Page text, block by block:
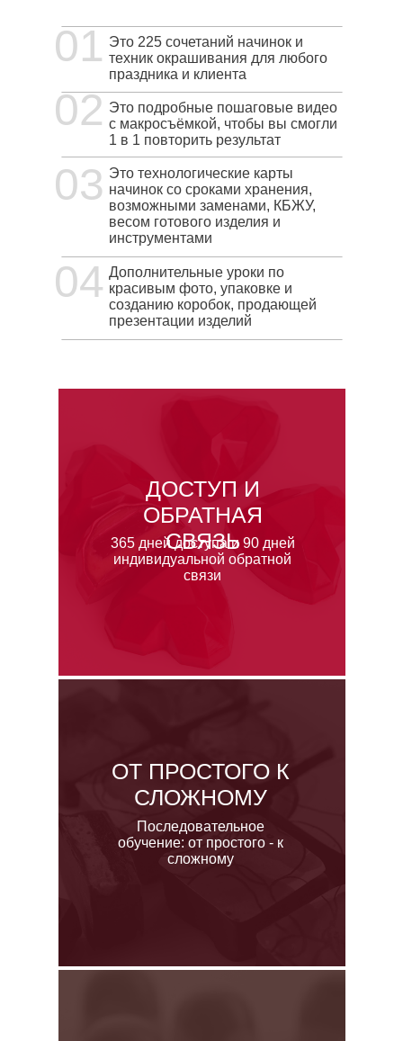
01
02
03
04
Это 225 сочетаний начинок и
техник окрашивания для любого
праздника и клиента
Это подробные пошаговые видео
с макросъёмкой, чтобы вы смогли
1 в 1 повторить результат
Это технологические карты
начинок со сроками хранения,
возможными заменами, КБЖУ,
весом готового изделия и
инструментами
Дополнительные уроки по
красивым фото, упаковке и
созданию коробок, продающей
презентации изделий
ДОСТУП И
ОБРАТНАЯ
СВЯЗЬ
ОТ ПРОСТОГО К
СЛОЖНОМУ
365 дней доступа и 90 дней
индивидуальной обратной
связи
Последовательное
обучение: от простого - к
сложному